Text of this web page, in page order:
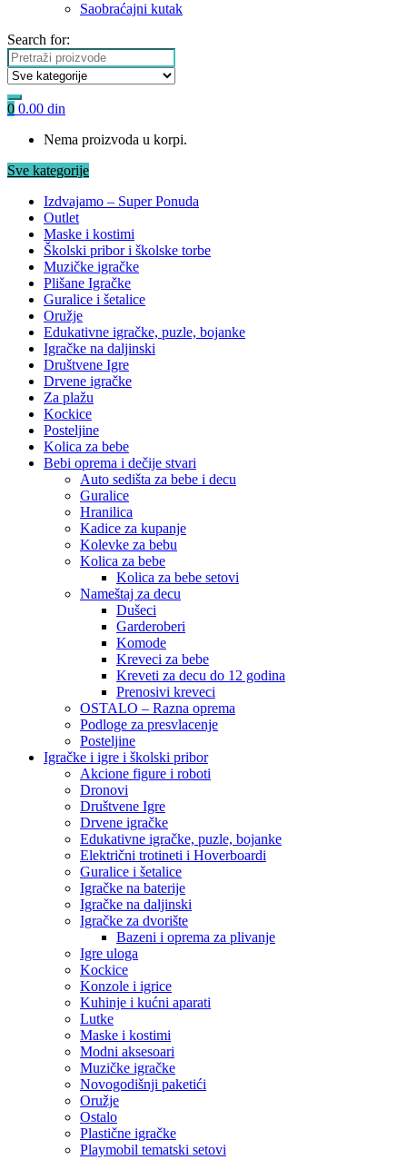
Saobraćajni kutak
Search for:
0 0.00 din
Nema proizvoda u korpi.
Sve kategorije
Izdvajamo – Super Ponuda
Outlet
Maske i kostimi
Školski pribor i školske torbe
Muzičke igračke
Plišane Igračke
Guralice i šetalice
Oružje
Edukativne igračke, puzle, bojanke
Igračke na daljinski
Društvene Igre
Drvene igračke
Za plažu
Kockice
Posteljine
Kolica za bebe
Bebi oprema i dečije stvari
Auto sedišta za bebe i decu
Guralice
Hranilica
Kadice za kupanje
Kolevke za bebu
Kolica za bebe
Kolica za bebe setovi
Nameštaj za decu
Dušeci
Garderoberi
Komode
Kreveci za bebe
Kreveti za decu do 12 godina
Prenosivi kreveci
OSTALO – Razna oprema
Podloge za presvlacenje
Posteljine
Igračke i igre i školski pribor
Akcione figure i roboti
Dronovi
Društvene Igre
Drvene igračke
Edukativne igračke, puzle, bojanke
Električni trotineti i Hoverboardi
Guralice i šetalice
Igračke na baterije
Igračke na daljinski
‎Igračke za dvorište
Bazeni i oprema za plivanje
Igre uloga
Kockice
Konzole i igrice
Kuhinje i kućni aparati
Lutke
Maske i kostimi
Modni aksesoari
Muzičke igračke
Novogodišnji paketići
Oružje
Ostalo
Plastične igračke
Playmobil tematski setovi